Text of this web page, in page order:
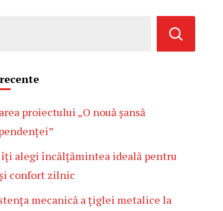
proiectului „O nouă șansă
îți alegi încălțămintea ideală pentru
confort zilnic
mecanică a țiglei metalice la